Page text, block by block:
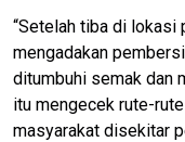
“Setelah tiba di lokasi
mengadakan
ditumbuhi semak dan
itu mengecek rute-
masyarakat disekitar